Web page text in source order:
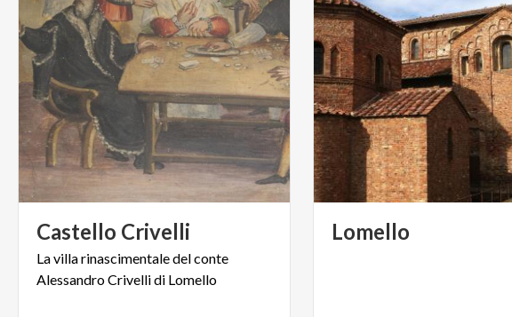
Castello Crivelli
Lavillarinascimentaledelconte
AlessandroCrivellidi Lomello
Lomello